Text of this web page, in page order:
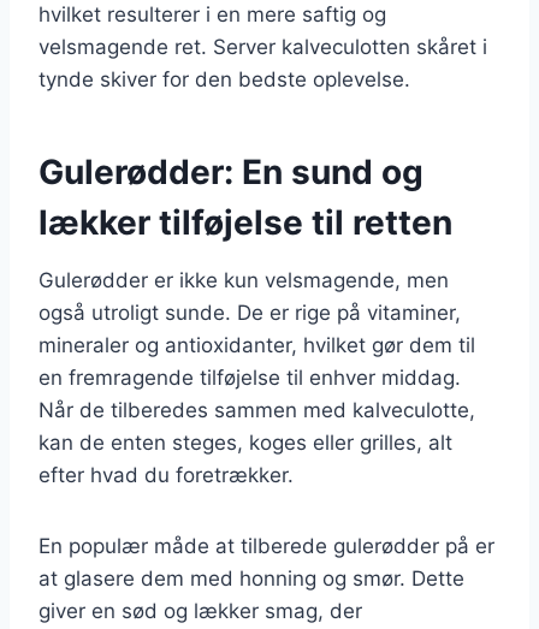
hvilket resulterer i en mere saftig og
velsmagende ret. Server kalveculotten skåret i
tynde skiver for den bedste oplevelse.
Gulerødder: En sund og
lækker tilføjelse til retten
Gulerødder er ikke kun velsmagende, men
også utroligt sunde. De er rige på vitaminer,
mineraler og antioxidanter, hvilket gør dem til
en fremragende tilføjelse til enhver middag.
Når de tilberedes sammen med kalveculotte,
kan de enten steges, koges eller grilles, alt
efter hvad du foretrækker.
En populær måde at tilberede gulerødder på er
at glasere dem med honning og smør. Dette
giver en sød og lækker smag, der